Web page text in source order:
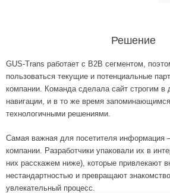
Решение
GUS-Trans работает с B2B сегментом,
пользоваться текущие и потенциальные
компании. Команда сделала сайт строгим в
навигации, и в то же время
технологичными решениями.
Самая важная для посетителя информация
компании. Разработчики упаковали их в
них расскажем ниже), которые привлекают
нестандартностью и превращают
увлекательный процесс.